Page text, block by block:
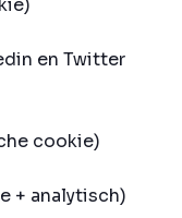
en Twitter
cookie)
+ analytisch)